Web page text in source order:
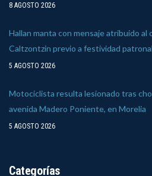
8 AGOSTO 2026
Hallan manta con mensaje atribuido al
Caltzontzin previo a festividad patronal
5 AGOSTO 2026
Motociclista resulta lesionado tras
avenida Madero Poniente, en Morelia
5 AGOSTO 2026
Categorías